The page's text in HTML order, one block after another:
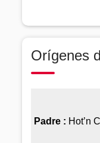
Orígenes
Padre : Hot’n